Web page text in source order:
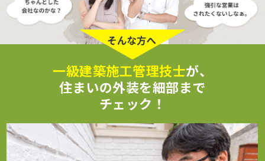
一級建築施工管理技士が、
住まいの外装を細部まで
チェック！